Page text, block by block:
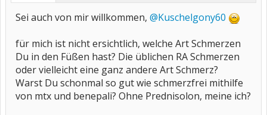
Sei auch von mir willkommen, @Kuschelgony60
für mich ist nicht ersichtlich, welche Art Schmerzen
Du in den Füßen hast? Die üblichen RA Schmerzen
oder vielleicht eine ganz andere Art Schmerz?
Warst Du schonmal so gut wie schmerzfrei mithilfe
von mtx und benepali? Ohne Prednisolon, meine ich?